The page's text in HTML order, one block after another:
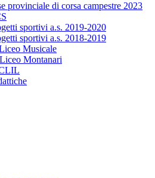
provinciale di corsa campestre 2023
sportivi a.s. 2019-2020
sportivi a.s. 2018-2019
Musicale
Montanari